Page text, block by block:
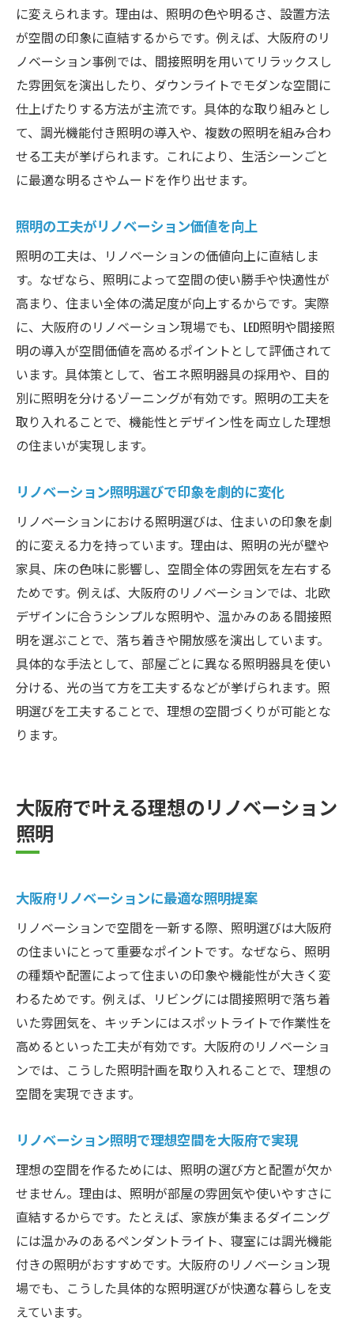
に変えられます。理由は、照明の色や明るさ、設置方法
が空間の印象に直結するからです。例えば、大阪府のリ
ノベーション事例では、間接照明を用いてリラックスし
た雰囲気を演出したり、ダウンライトでモダンな空間に
仕上げたりする方法が主流です。具体的な取り組みとし
て、調光機能付き照明の導入や、複数の照明を組み合わ
せる工夫が挙げられます。これにより、生活シーンごと
に最適な明るさやムードを作り出せます。
照明の工夫がリノベーション価値を向上
照明の工夫は、リノベーションの価値向上に直結しま
す。なぜなら、照明によって空間の使い勝手や快適性が
高まり、住まい全体の満足度が向上するからです。実際
に、大阪府のリノベーション現場でも、LED照明や間接照
明の導入が空間価値を高めるポイントとして評価されて
います。具体策として、省エネ照明器具の採用や、目的
別に照明を分けるゾーニングが有効です。照明の工夫を
取り入れることで、機能性とデザイン性を両立した理想
の住まいが実現します。
リノベーション照明選びで印象を劇的に変化
リノベーションにおける照明選びは、住まいの印象を劇
的に変える力を持っています。理由は、照明の光が壁や
家具、床の色味に影響し、空間全体の雰囲気を左右する
ためです。例えば、大阪府のリノベーションでは、北欧
デザインに合うシンプルな照明や、温かみのある間接照
明を選ぶことで、落ち着きや開放感を演出しています。
具体的な手法として、部屋ごとに異なる照明器具を使い
分ける、光の当て方を工夫するなどが挙げられます。照
明選びを工夫することで、理想の空間づくりが可能とな
ります。
大阪府で叶える理想のリノベーション
照明
大阪府リノベーションに最適な照明提案
リノベーションで空間を一新する際、照明選びは大阪府
の住まいにとって重要なポイントです。なぜなら、照明
の種類や配置によって住まいの印象や機能性が大きく変
わるためです。例えば、リビングには間接照明で落ち着
いた雰囲気を、キッチンにはスポットライトで作業性を
高めるといった工夫が有効です。大阪府のリノベーショ
ンでは、こうした照明計画を取り入れることで、理想の
空間を実現できます。
リノベーション照明で理想空間を大阪府で実現
理想の空間を作るためには、照明の選び方と配置が欠か
せません。理由は、照明が部屋の雰囲気や使いやすさに
直結するからです。たとえば、家族が集まるダイニング
には温かみのあるペンダントライト、寝室には調光機能
付きの照明がおすすめです。大阪府のリノベーション現
場でも、こうした具体的な照明選びが快適な暮らしを支
えています。